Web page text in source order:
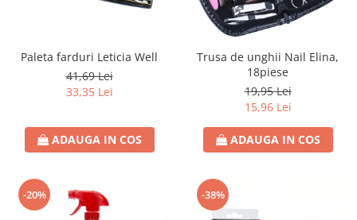
Paleta farduri Leticia Well
41,69 Lei
33,35 Lei
ADAUGA IN COS
Trusa de unghii Nail Elina,
18piese
19,95 Lei
15,96 Lei
ADAUGA IN COS
-20% -38%